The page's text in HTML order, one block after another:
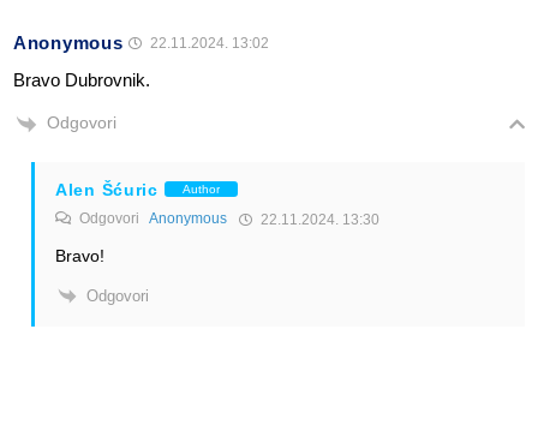
Anonymous 22.11.2024. 13:02
Bravo Dubrovnik.
Odgovori
Alen Šćuric Author
Odgovori Anonymous 22.11.2024. 13:30
Bravo!
Odgovori